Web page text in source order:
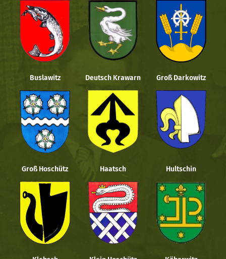
Buslawitz Deutsch Krawarn Groß Darkowitz
Groß Hoschütz Haatsch Hultschin